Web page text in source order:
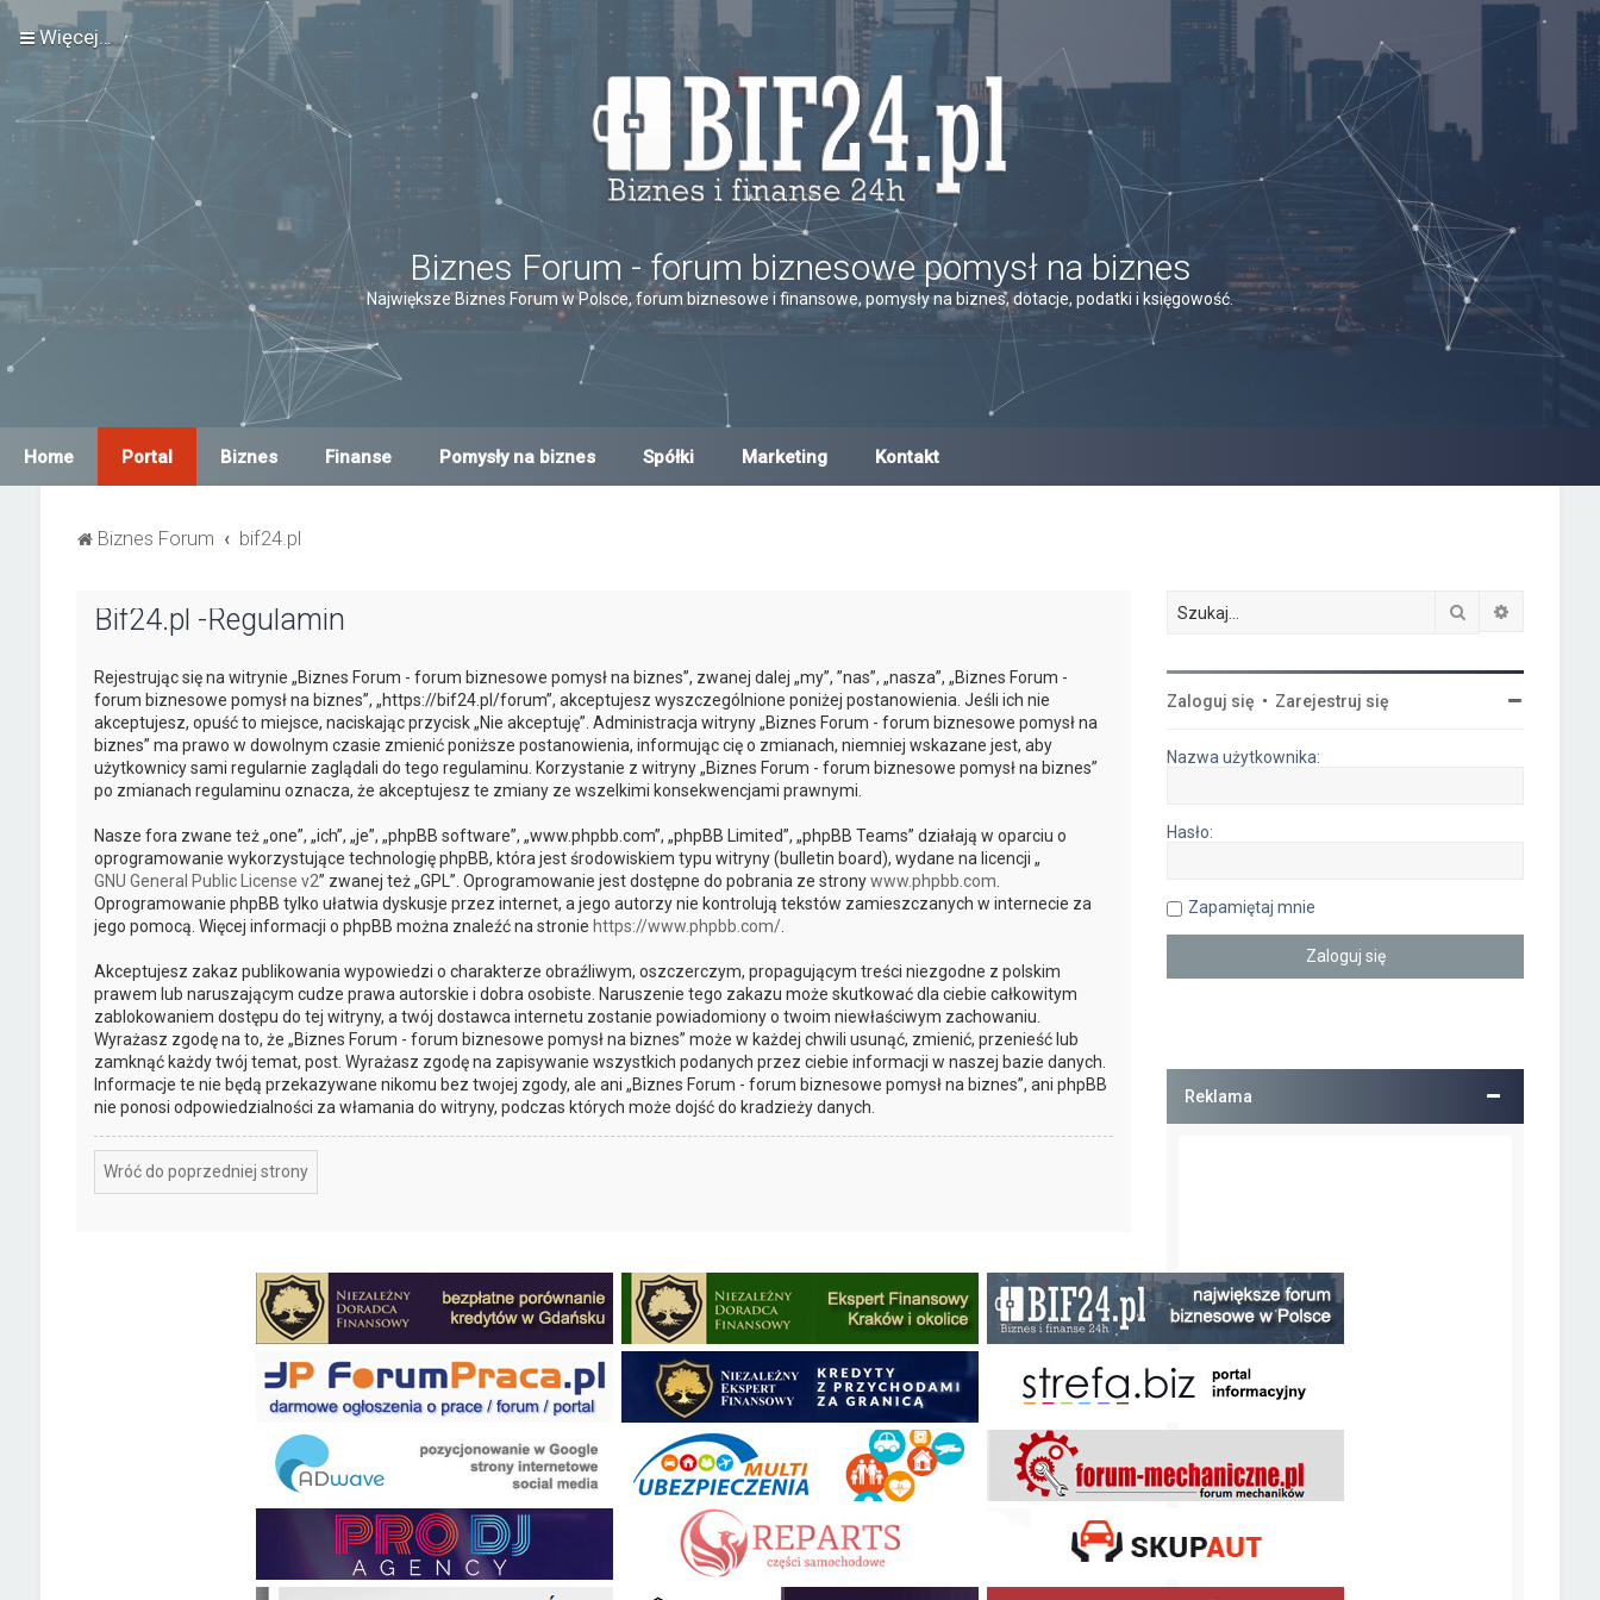
Więcej…
Biznes Forum - forum biznesowe pomysł na biznes
Największe Biznes Forum w Polsce, forum biznesowe i finansowe, pomysły na biznes, dotacje, podatki i księgowość.
Home Portal Biznes Finanse Pomysły na biznes Spółki Marketing Kontakt
Biznes Forum bif24.pl
Bif24.pl -Regulamin
Rejestrując się na witrynie „Biznes Forum - forum biznesowe pomysł na biznes”, zwanej dalej „my”, ”nas”, „nasza”, „Biznes Forum -
forum biznesowe pomysł na biznes”, „https://bif24.pl/forum”, akceptujesz wyszczególnione poniżej postanowienia. Jeśli ich nie
akceptujesz, opuść to miejsce, naciskając przycisk „Nie akceptuję”. Administracja witryny „Biznes Forum - forum biznesowe pomysł na
biznes” ma prawo w dowolnym czasie zmienić poniższe postanowienia, informując cię o zmianach, niemniej wskazane jest, aby
użytkownicy sami regularnie zaglądali do tego regulaminu. Korzystanie z witryny „Biznes Forum - forum biznesowe pomysł na biznes”
po zmianach regulaminu oznacza, że akceptujesz te zmiany ze wszelkimi konsekwencjami prawnymi.
Nasze fora zwane też „one”, „ich”, „je”, „phpBB software”, „www.phpbb.com”, „phpBB Limited”, „phpBB Teams” działają w oparciu o
oprogramowanie wykorzystujące technologię phpBB, która jest środowiskiem typu witryny (bulletin board), wydane na licencji „
GNU General Public License v2” zwanej też „GPL”. Oprogramowanie jest dostępne do pobrania ze stronywww.phpbb.com
Oprogramowanie phpBB tylko ułatwia dyskusje przez internet, a jego autorzy nie kontrolują tekstów zamieszczanych w internecie za
jego pomocą. Więcej informacji o phpBB można znaleźć na stronie https://www.phpbb.com/.
Akceptujesz zakaz publikowania wypowiedzi o charakterze obraźliwym, oszczerczym, propagującym treści niezgodne z polskim
prawem lub naruszającym cudze prawa autorskie i dobra osobiste. Naruszenie tego zakazu może skutkować dla ciebie całkowitym
zablokowaniem dostępu do tej witryny, a twój dostawca internetu zostanie powiadomiony o twoim niewłaściwym zachowaniu.
Wyrażasz zgodę na to, że „Biznes Forum - forum biznesowe pomysł na biznes” może w każdej chwili usunąć, zmienić, przenieść lub
zamknąć każdy twój temat, post. Wyrażasz zgodę na zapisywanie wszystkich podanych przez ciebie informacji w naszej bazie danych.
Informacje te nie będą przekazywane nikomu bez twojej zgody, ale ani „Biznes Forum - forum biznesowe pomysł na biznes”, ani phpBB
nie ponosi odpowiedzialności za włamania do witryny, podczas których może dojść do kradzieży danych.
Wróć do poprzedniej strony
Szukaj
Zaloguj się • Zarejestruj się
Nazwa użytkownika:
Hasło:
Zapamiętaj mnie
Reklama